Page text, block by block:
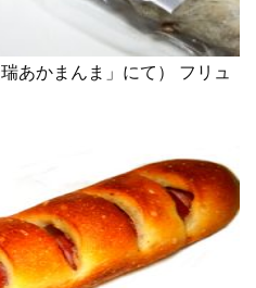
あかまんま」にて） フリュ